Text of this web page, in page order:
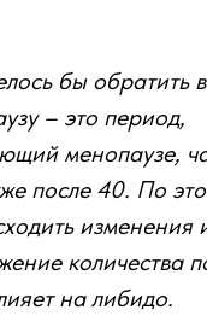
бы обратить
– это период,
менопаузе,
после 40. По
изменения
количества
на либидо.